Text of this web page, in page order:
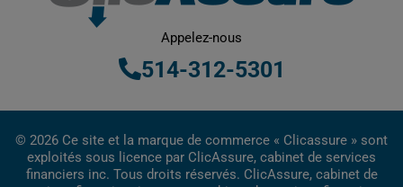
Appelez-nous
514-312-5301
© 2026 Ce site et la marque de commerce « Clicassure » sont
exploités sous licence par ClicAssure, cabinet de services
financiers inc. Tous droits réservés. ClicAssure, cabinet de